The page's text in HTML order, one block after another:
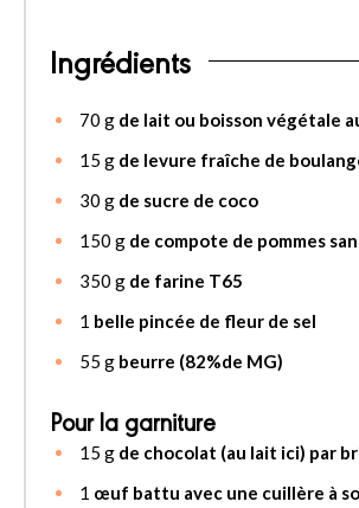
Ingrédients
70 g de lait ou boisson végétale
15 g de levure fraîche de
30 g de sucre de coco
150 g de compote de pommes
350 g de farine T65
1 belle pincée de fleur de sel
55 g beurre (82%de MG)
Pour la garniture
15 g de chocolat (au lait ici) par
1 œuf battu avec une cuillère à